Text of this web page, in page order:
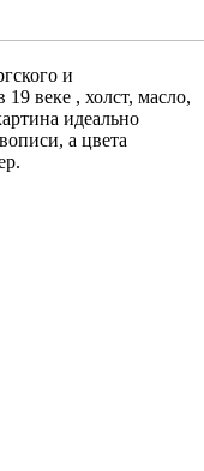
и
веке , холст, масло,
идеально
а цвета